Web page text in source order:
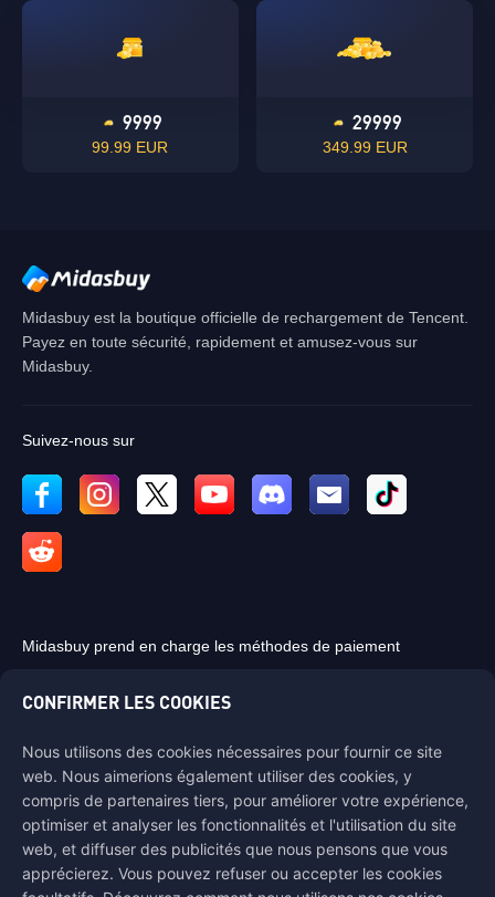
Singapore
9999
99.99 EUR
29999
349.99 EUR
Midasbuy est la boutique officielle de rechargement de Tencent.
Payez en toute sécurité, rapidement et amusez-vous sur
Midasbuy.
Suivez-nous sur
Midasbuy prend en charge les méthodes de paiement
Contactez-nous
Si vous avez besoin d'aide, veuillez nous contacter en cliquant sur
"Service client" pour entrer en contact avec nous.
Service client
CONFIRMER LES COOKIES
Nous utilisons des cookies nécessaires pour fournir ce site
web. Nous aimerions également utiliser des cookies, y
compris de partenaires tiers, pour améliorer votre expérience,
optimiser et analyser les fonctionnalités et l'utilisation du site
web, et diffuser des publicités que nous pensons que vous
apprécierez. Vous pouvez refuser ou accepter les cookies